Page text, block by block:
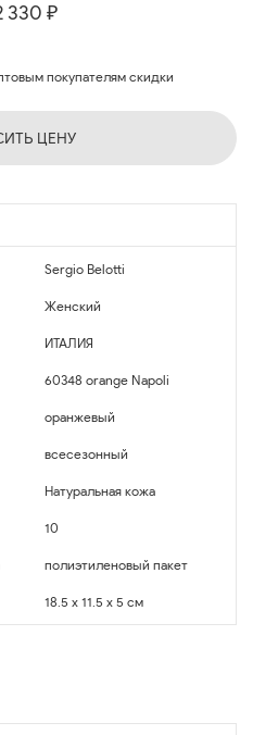
330 ₽
покупателям скидки
ЦЕНУ
Sergio Belotti
Женский
ИТАЛИЯ
60348 orange Napoli
оранжевый
всесезонный
Натуральная кожа
10
полиэтиленовый пакет
18.5 x 11.5 x 5 см